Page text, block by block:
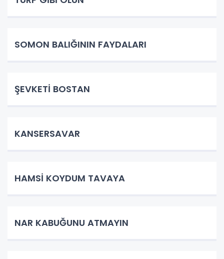
SOMON BALIĞININ FAYDALARI
ŞEVKETİ BOSTAN
KANSERSAVAR
HAMSİ KOYDUM TAVAYA
NAR KABUĞUNU ATMAYIN